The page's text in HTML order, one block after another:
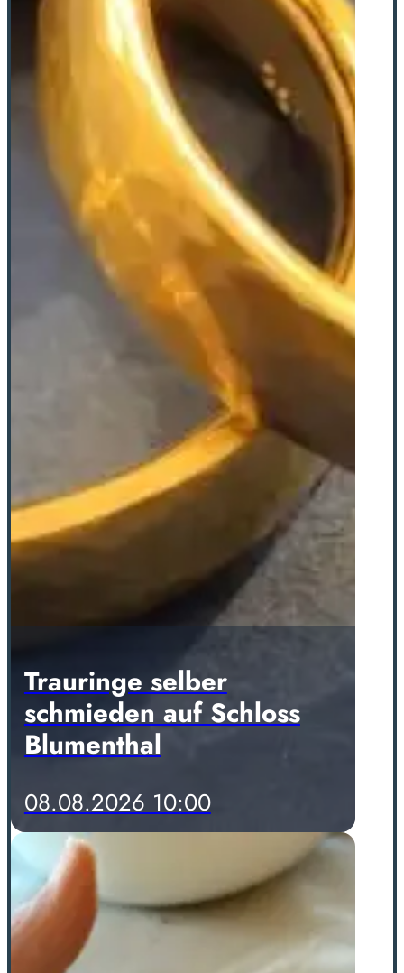
Trauringe selber
schmieden auf Schloss
Blumenthal
08.08.2026 10:00